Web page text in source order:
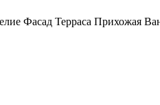
Фасад Терраса Прихожая